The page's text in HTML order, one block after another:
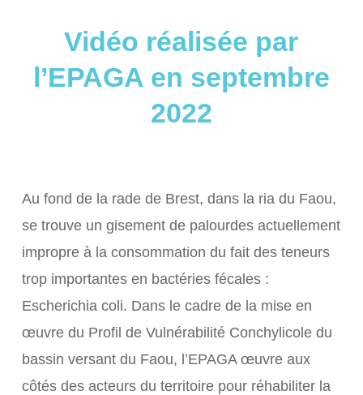
Vidéo réalisée par
l’EPAGA en septembre
2022
Au fond de la rade de Brest, dans la ria du Faou,
se trouve un gisement de palourdes actuellement
impropre à la consommation du fait des teneurs
trop importantes en bactéries fécales :
Escherichia coli. Dans le cadre de la mise en
œuvre du Profil de Vulnérabilité Conchylicole du
bassin versant du Faou, l’EPAGA œuvre aux
côtés des acteurs du territoire pour réhabiliter la